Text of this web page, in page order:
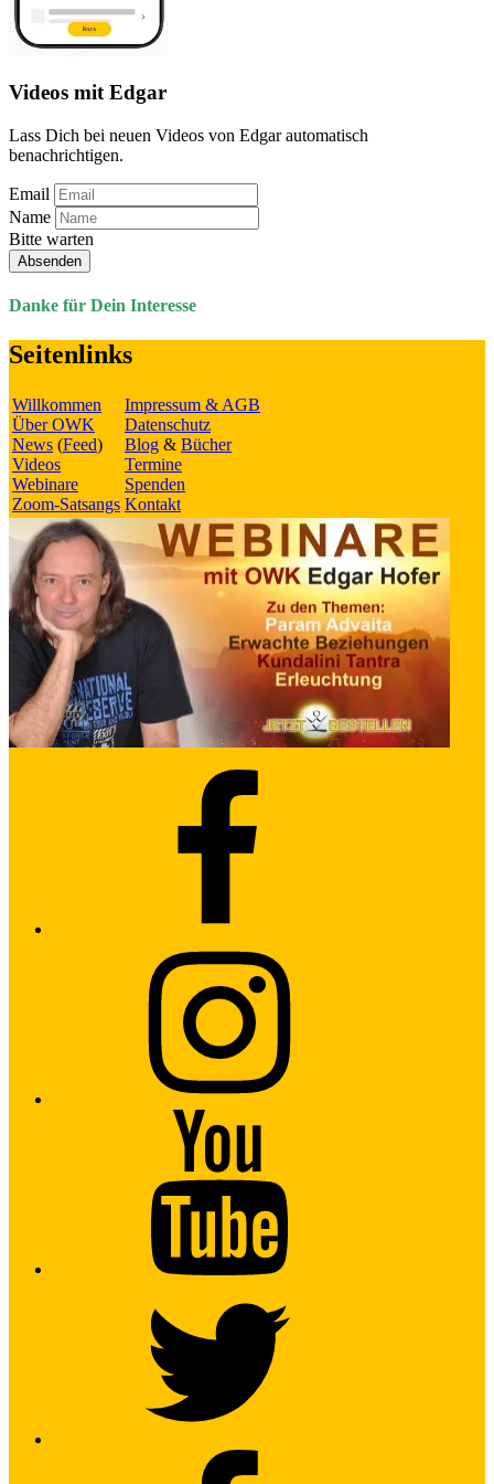
Videos mit Edgar
Lass Dich bei neuen Videos von Edgar automatisch
benachrichtigen.
Email
Name
Bitte warten
Absenden
Danke für Dein Interesse
Seitenlinks
Willkommen
Über OWK
News (Feed)
Videos
Webinare
Zoom-Satsangs
Impressum & AGB
Datenschutz
Blog & Bücher
Termine
Spenden
Kontakt